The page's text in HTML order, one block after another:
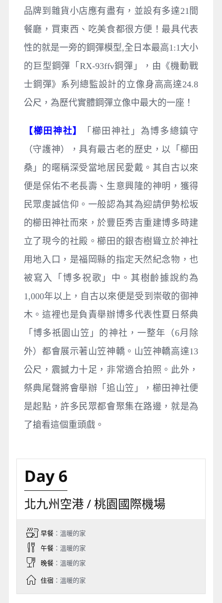
品牌到雜貨小店應有盡有，並設有多達21間
餐廳，買東西、吃美食都很方便！最具代表
性的就是一旁的鋼彈模型,全日本最高1:1大小
的巨型鋼彈「RX-93ffν鋼彈」，由《機動戰
士鋼彈》系列總監設計的立像身高高達24.8
公尺，為歷代實體鋼彈立像中最大的一座！
【櫛田神社】
「櫛田神社」為博多總鎮守
（守護神），具有最古老的歷史，以「櫛田
桑」的暱稱深受當地居民愛戴。其自古以來
便是保佑不老長壽、生意興隆的神明，獲得
民眾虔誠信仰。一般認為其為迎請伊勢松坂
的櫛田神社而來，於豐臣秀吉重建博多時建
立了現今的社殿。櫛田的銀杏樹聳立於神社
用地入口，是福岡縣的指定天然紀念物，也
被寫入「博多祝歌」中。其樹齡據說約為
1,000年以上，自古以來便是受到崇敬的御神
木。這裡也是負責舉辦博多代表性夏日祭典
「博多祇園山笠」的神社，一整年（6月除
外）都會展示著山笠神轎。山笠神轎高達13
公尺，震撼力十足，非常適合拍照。此外，
祭典尾聲將會舉辦「追山笠」，櫛田神社便
是起點，許多民眾都會聚集在路邊，就是為
了搶看這個重頭戲。
Day 6
北九州空港 / 桃園國際機場
早餐：溫暖的家
午餐：溫暖的家
晚餐：溫暖的家
住宿：溫暖的家